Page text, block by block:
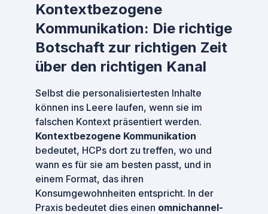
Kontextbezogene
Kommunikation: Die richtige
Botschaft zur richtigen Zeit
über den richtigen Kanal
Selbst die personalisiertesten Inhalte
können ins Leere laufen, wenn sie im
falschen Kontext präsentiert werden.
Kontextbezogene Kommunikation
bedeutet, HCPs dort zu treffen, wo und
wann es für sie am besten passt, und in
einem Format, das ihren
Konsumgewohnheiten entspricht. In der
Praxis bedeutet dies einen omnichannel-